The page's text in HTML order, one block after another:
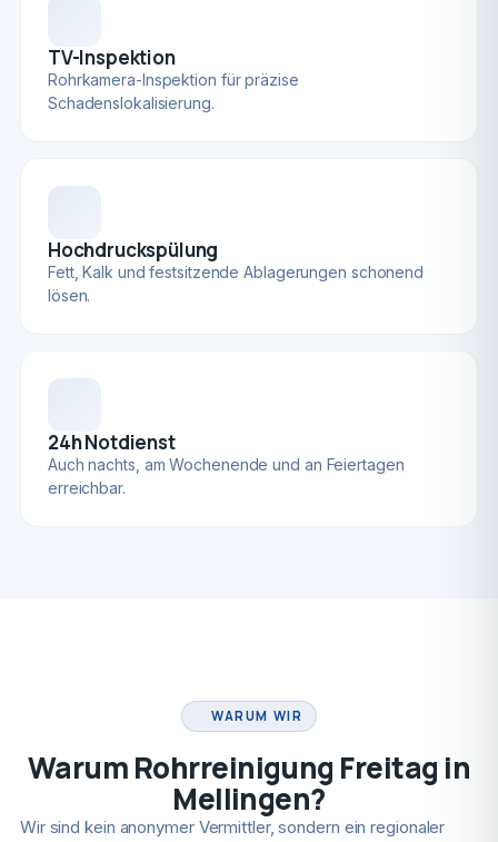
TV-Inspektion
Rohrkamera-Inspektion für präzise
Schadenslokalisierung.
Hochdruckspülung
Fett, Kalk und festsitzende Ablagerungen schonend
lösen.
24h Notdienst
Auch nachts, am Wochenende und an Feiertagen
erreichbar.
WARUM WIR
Warum Rohrreinigung Freitag in
Mellingen?
Wir sind kein anonymer Vermittler, sondern ein regionaler